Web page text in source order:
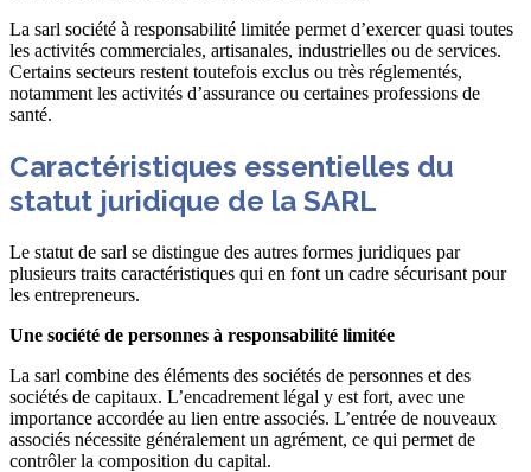
La sarl société à responsabilité limitée permet d’exercer quasi toutes
les activités commerciales, artisanales, industrielles ou de services.
Certains secteurs restent toutefois exclus ou très réglementés,
notamment les activités d’assurance ou certaines professions de
santé.
Caractéristiques essentielles du
statut juridique de la SARL
Le statut de sarl se distingue des autres formes juridiques par
plusieurs traits caractéristiques qui en font un cadre sécurisant pour
les entrepreneurs.
Une société de personnes à responsabilité limitée
La sarl combine des éléments des sociétés de personnes et des
sociétés de capitaux. L’encadrement légal y est fort, avec une
importance accordée au lien entre associés. L’entrée de nouveaux
associés nécessite généralement un agrément, ce qui permet de
contrôler la composition du capital.